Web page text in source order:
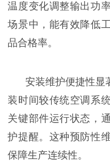
温度变化调整输出功
场景中，能有效降低
品合格率。
安装维护便捷性显
装时间较传统空调系
关键部件运行状态，
护提醒。这种预防性
保障生产连续性。